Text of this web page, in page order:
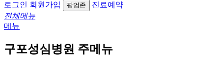
로그인 회원가입 팝업존
진료예약
전체메뉴
메뉴
구포성심병원 주메뉴